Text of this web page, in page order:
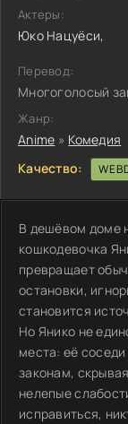
Актеры:
Юко Нацуёси,
Перевод:
Многоголосый
Жанр:
Anime » Комедия
Качество:
В дешёвом доме
кошкодевочка
превращает
остановки,
становится
Но Янико не
места: её
законам,
нелепые
исправиться,